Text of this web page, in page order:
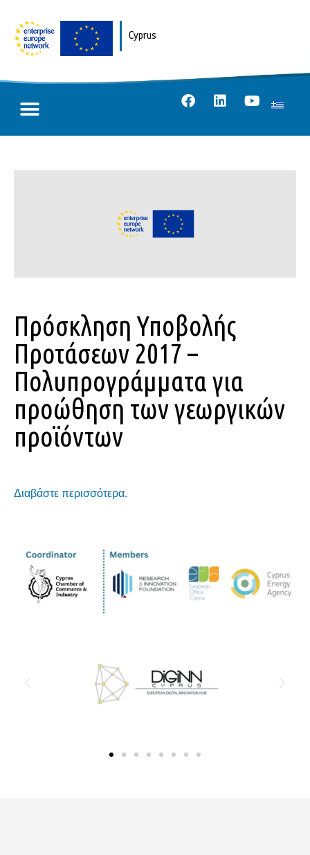
Cyprus
Πρόσκληση Υποβολής
Προτάσεων 2017 –
Πολυπρογράμματα για
προώθηση των γεωργικών
προϊόντων
Διαβάστε περισσότερα.